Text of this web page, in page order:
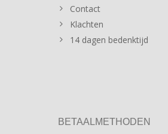
Contact
Klachten
14 dagen bedenktijd
BETAALMETHODEN